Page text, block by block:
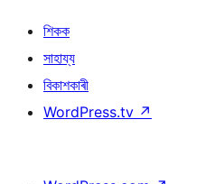
শিকক
সাহায্য
বিকাশকাৰী
WordPress.tv ↗